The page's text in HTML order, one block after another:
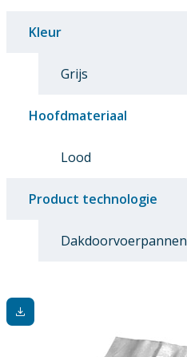
Kleur
Grijs
Hoofdmateriaal
Lood
Product technologie
Dakdoorvoerpannen